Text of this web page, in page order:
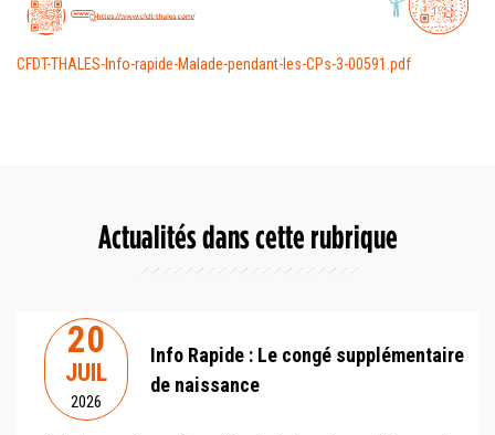
CFDT-THALES-Info-rapide-Malade-pendant-les-CPs-3-00591.pdf
Actualités dans cette rubrique
20
JUIL
2026
Info Rapide : Le congé supplémentaire
de naissance